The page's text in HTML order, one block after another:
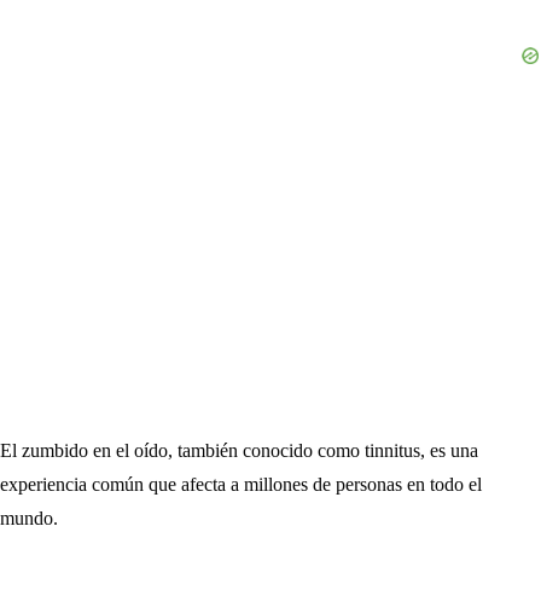
El zumbido en el oído, también conocido como tinnitus, es una
experiencia común que afecta a millones de personas en todo el
mundo.